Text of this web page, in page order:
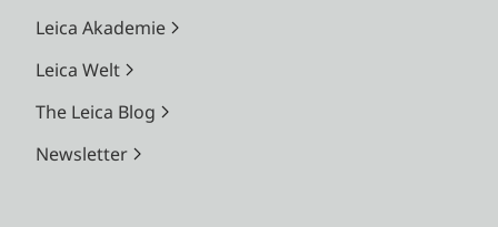
Leica Akademie
Leica Welt
The Leica Blog
Newsletter